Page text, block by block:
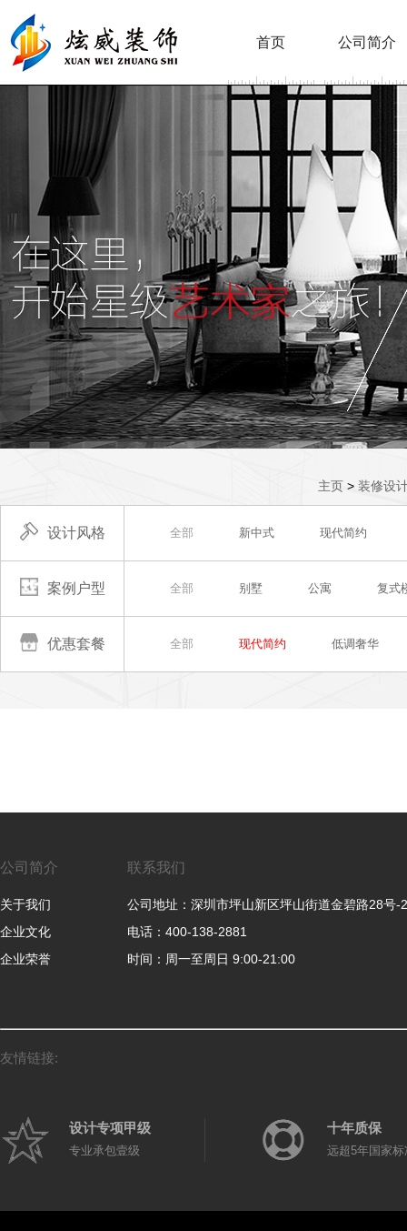
首页 公司简介
主页 > 装修设
设计风格 全部 新中式 现代简约
案例户型 全部 别墅 公寓 复式
优惠套餐 全部 现代简约 低调奢华
公司简介
关于我们
企业文化
企业荣誉
联系我们
公司地址：深圳市坪山新区坪山街道金碧路28号-2
电话：400-138-2881
时间：周一至周日 9:00-21:00
友情链接:
设计专项甲级
专业承包壹级
十年质保
远超5年国家标